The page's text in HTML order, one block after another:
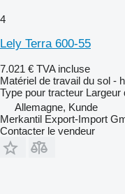
4
Lely Terra 600-55
7.021 € TVA incluse
Matériel de travail du sol -
Type pour tracteur Largeur
Allemagne, Kunde
Merkantil Export-Import
Contacter le vendeur